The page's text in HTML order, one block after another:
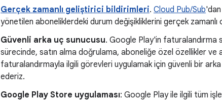
Gerçek zamanlı geliştirici bildirimleri. Cloud Pub/Sub
yönetilen aboneliklerdeki durum değişikliklerini gerçek
Güvenli arka uç sunucusu. Google Play'in faturalandırma
sürecinde, satın alma doğrulama, aboneliğe özel özellikler ve
faturalandırmayla ilgili görevleri uygulamak için güvenli bir
ederiz.
Google Play Store uygulaması: Google Play ile ilgili tüm